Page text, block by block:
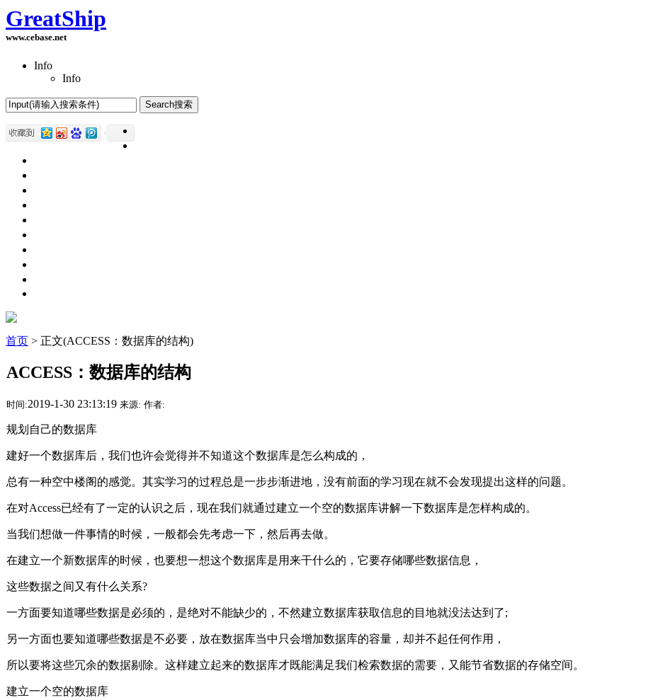
GreatShip
www.cebase.net
Info
Info
首页 > 正文(ACCESS：数据库的结构)
ACCESS：数据库的结构
时间:2019-1-30 23:13:19 来源: 作者:
规划自己的数据库
建好一个数据库后，我们也许会觉得并不知道这个数据库是怎么构成的，
总有一种空中楼阁的感觉。其实学习的过程总是一步步渐进地，没有前面的学习现在就不会发现提出这样的问题。
在对Access已经有了一定的认识之后，现在我们就通过建立一个空的数据库讲解一下数据库是怎样构成的。
当我们想做一件事情的时候，一般都会先考虑一下，然后再去做。
在建立一个新数据库的时候，也要想一想这个数据库是用来干什么的，它要存储哪些数据信息，
这些数据之间又有什么关系?
一方面要知道哪些数据是必须的，是绝对不能缺少的，不然建立数据库获取信息的目地就没法达到了;
另一方面也要知道哪些数据是不必要，放在数据库当中只会增加数据库的容量，却并不起任何作用，
所以要将这些冗余的数据剔除。这样建立起来的数据库才既能满足我们检索数据的需要，又能节省数据的存储空间。
建立一个空的数据库